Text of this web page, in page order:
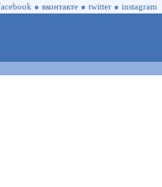
● вконтакте ● twitter ● instagram